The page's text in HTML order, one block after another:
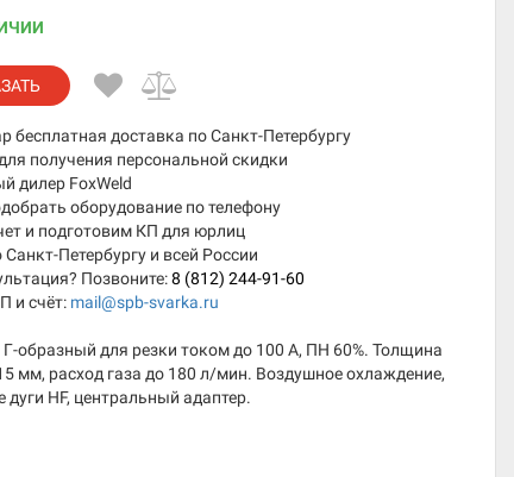
бесплатная доставка по Санкт-Петербургу
получения персональной скидки
дилер FoxWeld
оборудование по телефону
и подготовим КП для юрлиц
Петербургу и всей России
Позвоните:8 (812) 244-91-60
и счёт: mail@spb-svarka.ru
образный для резки током до 100 А, ПН 60%. Толщина
мм, расход газа до 180 л/мин. Воздушное охлаждение,
дуги HF, центральный адаптер.